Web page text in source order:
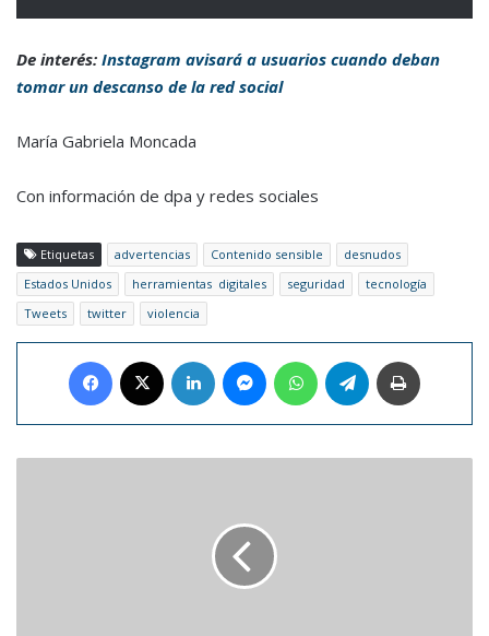
De interés: Instagram avisará a usuarios cuando deban
tomar un descanso de la red social
María Gabriela Moncada
Con información de dpa y redes sociales
Etiquetas advertencias Contenido sensible
desnudos
Estados Unidos
herramientas digitales seguridad
tecnología
Tweets
twitter violencia
Facebook LinkedIn MessengerWhatsAppTelegram